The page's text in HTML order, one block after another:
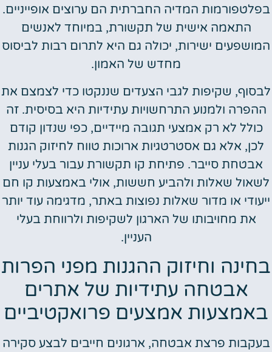
בפלטפורמות המדיה החברתית הם ערוצים אופייניים.
התאמה אישית של תקשורת, במיוחד לאנשים
המושפעים ישירות, יכולה גם היא לתרום רבות לביסוס
מחדש של האמון.
לבסוף, שקיפות לגבי הצעדים שננקטו כדי לצמצם את
ההפרה ולמנוע התרחשויות עתידיות היא בסיסית. זה
כולל לא רק אמצעי תגובה מיידיים, כפי שנדון קודם
לכן, אלא גם אסטרטגיות ארוכות טווח לחיזוק הגנות
אבטחת סייבר. פתיחת קו תקשורת עבור בעלי עניין
לשאול שאלות ולהביע חששות, אולי באמצעות קו חם
ייעודי או מדור שאלות נפוצות באתר, מדגימה עוד יותר
את מחויבותו של הארגון לשקיפות ולרווחת בעלי
העניין.
בחינה וחיזוק ההגנות מפני הפרות
אבטחה עתידיות של אתרים
באמצעות אמצעים פרואקטיביים
בעקבות פרצת אבטחה, ארגונים חייבים לבצע סקירה